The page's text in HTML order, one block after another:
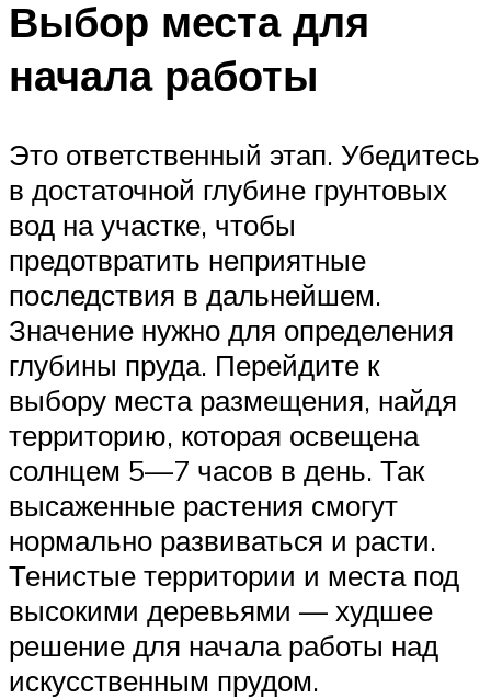
Выбор места для
начала работы
Это ответственный этап. Убедитесь
в достаточной глубине грунтовых
вод на участке, чтобы
предотвратить неприятные
последствия в дальнейшем.
Значение нужно для определения
глубины пруда. Перейдите к
выбору места размещения, найдя
территорию, которая освещена
солнцем 5—7 часов в день. Так
высаженные растения смогут
нормально развиваться и расти.
Тенистые территории и места под
высокими деревьями — худшее
решение для начала работы над
искусственным прудом.